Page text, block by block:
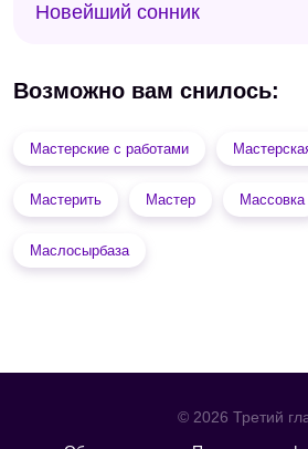
Новейший сонник
Возможно вам снилось:
Мастерские с работами
Мастерить Мастер Массовка
Маслосырбаза
© 2026 Третий